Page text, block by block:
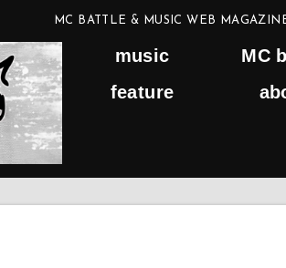
MC BATTLE & MUSIC WEB
music MC
feature